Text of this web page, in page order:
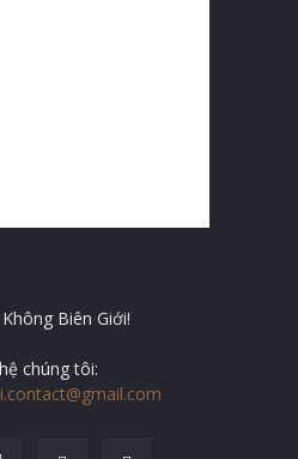
Biên Giới!
chúng tôi: